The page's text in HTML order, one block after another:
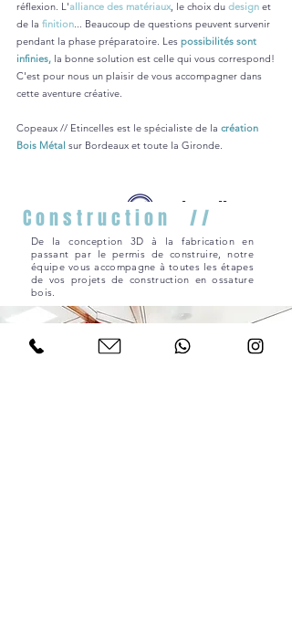
réflexion. L'alliance des matériaux, le choix du design et
de la finition... Beaucoup de questions peuvent survenir
pendant la phase préparatoire. Les possibilités sont
infinies, la bonne solution est celle qui vous correspond!
C'est pour nous un plaisir de vous accompagner dans
cette aventure créative.
Copeaux // Etincelles est le spécialiste de la création
Bois Métal sur Bordeaux et toute la Gironde.
copeau
x
etincelle
s
Construction //
De la conception 3D à la fabrication en
passant par le permis de construire, notre
équipe vous accompagne à toutes les étapes
de vos projets de construction en ossature
bois.